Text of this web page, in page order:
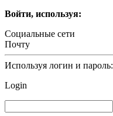
Войти, используя:
Социальные сети
Почту
Используя логин и пароль:
Login